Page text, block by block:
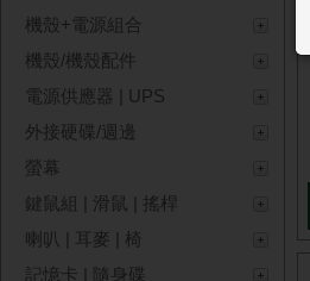
機殼+電源組合
機殼/機殼配件
電源供應器 | UPS
外接硬碟/週邊
螢幕
鍵鼠組 | 滑鼠 | 搖桿
喇叭 | 耳麥 | 椅
記憶卡 | 隨身碟